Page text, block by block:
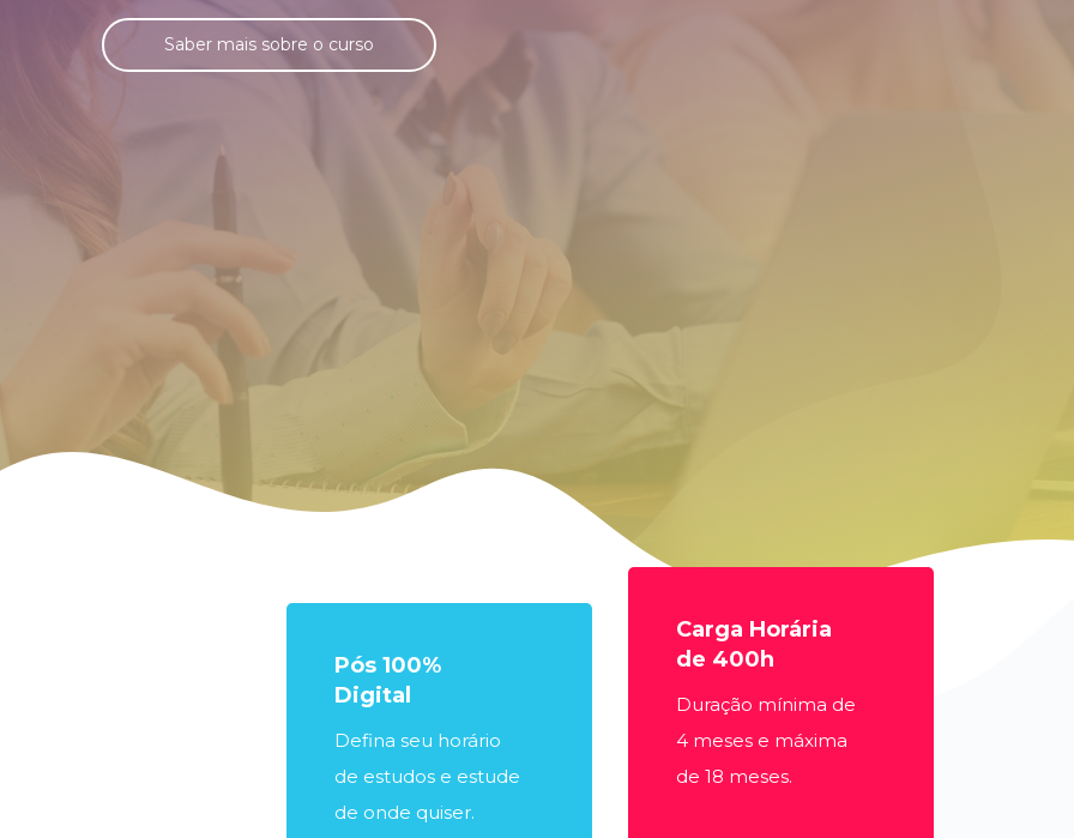
Saber mais sobre o curso
Pós 100%
Digital
Defina seu horário
de estudos e estude
de onde quiser.
Carga Horária
de 400h
Duração mínima de
4 meses e máxima
de 18 meses.